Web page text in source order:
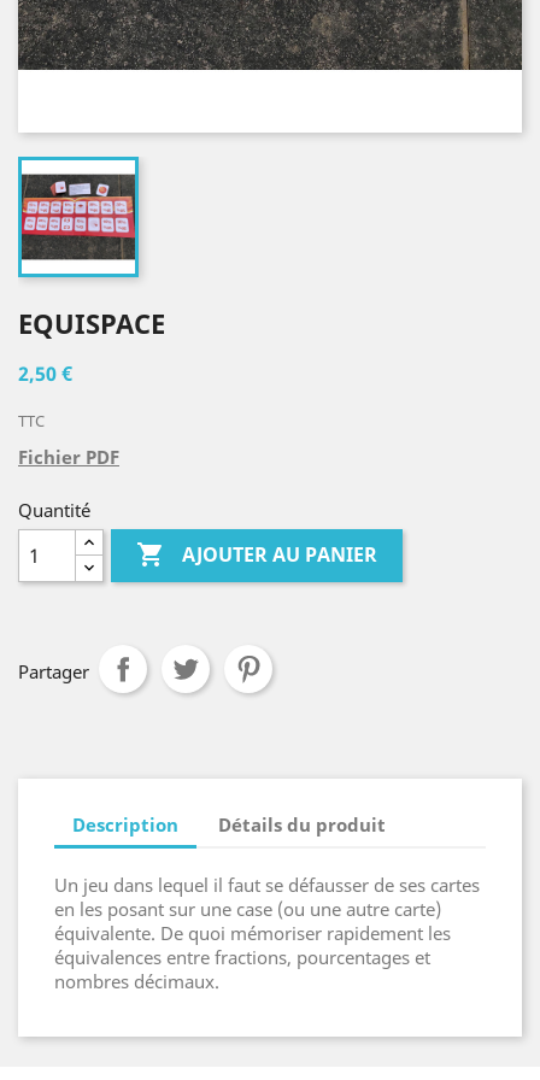
EQUISPACE
2,50 €
TTC
Fichier PDF
Quantité
 AJOUTER AU PANIER
Partager
Description Détails du produit
Un jeu dans lequel il faut se défausser de ses cartes
en les posant sur une case (ou une autre carte)
équivalente. De quoi mémoriser rapidement les
équivalences entre fractions, pourcentages et
nombres décimaux.